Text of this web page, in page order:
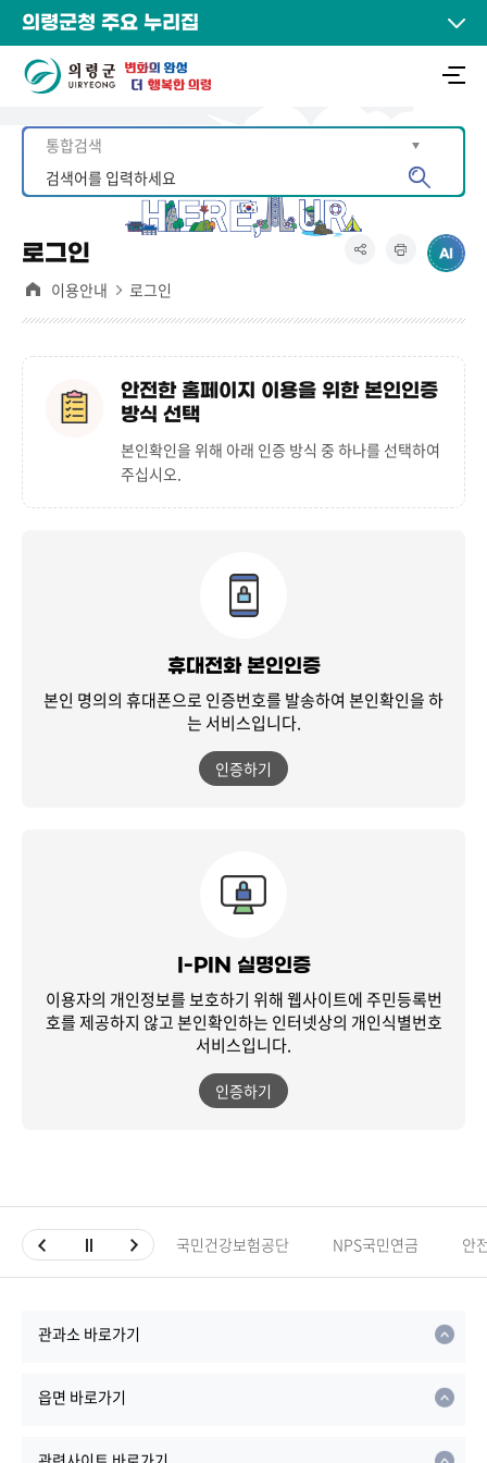
의령군청 주요 누리집
로그인
이용안내 로그인
안전한 홈페이지 이용을 위한 본인인증
방식 선택
본인확인을 위해 아래 인증 방식 중 하나를 선택하여
주십시오.
휴대전화 본인인증
본인 명의의 휴대폰으로 인증번호를 발송하여 본인확인을 하
는 서비스입니다.
인증하기
I-PIN 실명인증
이용자의 개인정보를 보호하기 위해 웹사이트에 주민등록번
호를 제공하지 않고본인확인하는 인터넷상의 개인식별번호
서비스입니다.
인증하기
국민건강보험공단 NPS국민연금 안
관과소 바로가기
읍면 바로가기